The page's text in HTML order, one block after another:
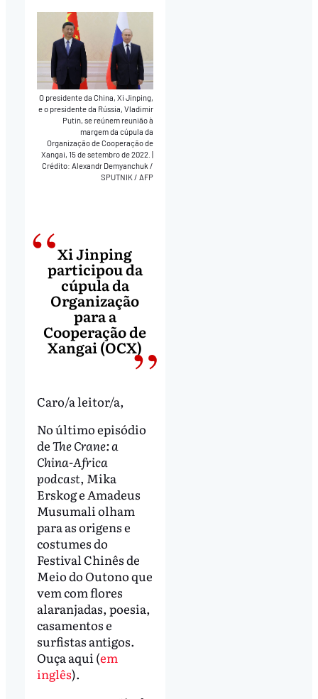
O presidente da China, Xi Jinping,
e o presidente da Rússia, Vladimir
Putin, se reúnem reunião à
margem da cúpula da
Organização de Cooperação de
Xangai, 15 de setembro de 2022.
Crédito: Alexandr Demyanchuk /
SPUTNIK / AFP
Xi Jinping
participou da
cúpula da
Organização
para a
Cooperação de
Xangai (OCX)
Caro/a leitor/a,
No último episódio
deThe Crane: a
China-Africa
podcast, Mika
Erskog e Amadeus
Musumali olham
para as origens e
costumes do
Festival Chinês de
Meio do Outono que
vem com flores
alaranjadas, poesia,
casamentos e
surfistas antigos.
Ouça aqui (em
inglês).